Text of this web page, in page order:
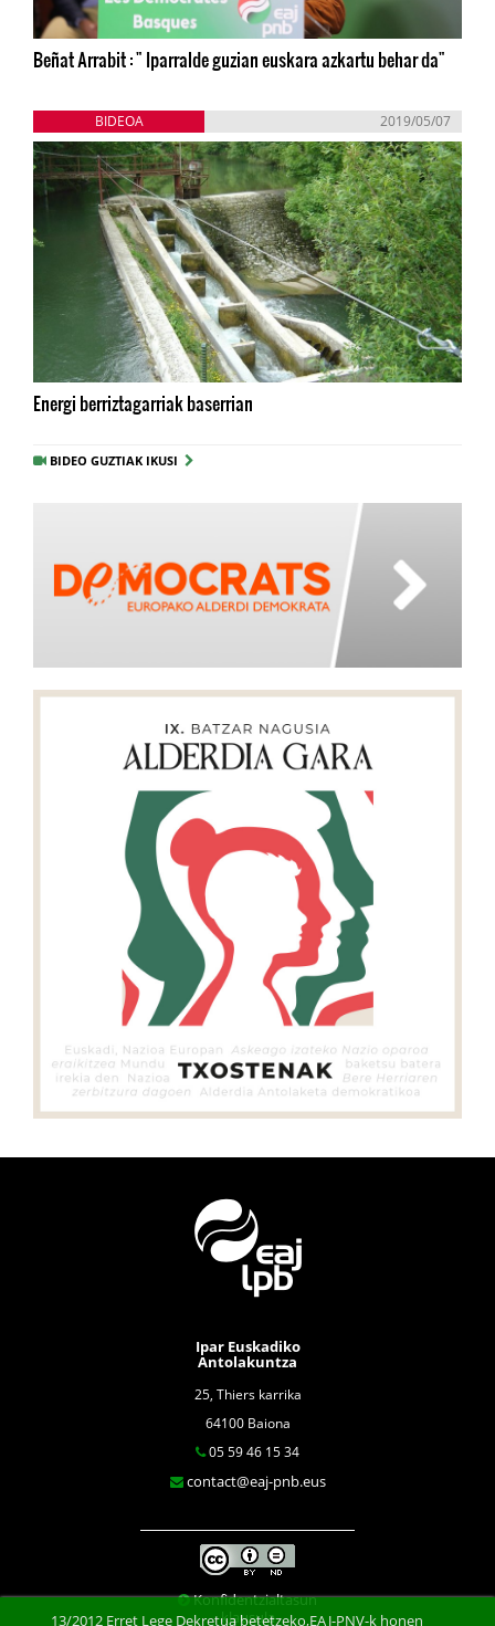
Beñat Arrabit : " Iparralde guzian euskara azkartu behar da"
BIDEOA 2019/05/07
Energi berriztagarriak baserrian
BIDEO GUZTIAK IKUSI
Ipar Euskadiko
Antolakuntza
25, Thiers karrika
64100 Baiona
05 59 46 15 34
contact@eaj-pnb.eus
Konfidentzialtasun
klausula
13/2012 Erret Lege Dekretua betetzeko,EAJ-PNV-k honen